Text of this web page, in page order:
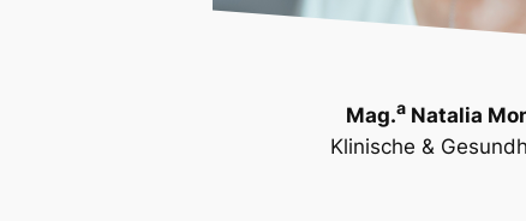
Mag.aNatalia
Klinische &